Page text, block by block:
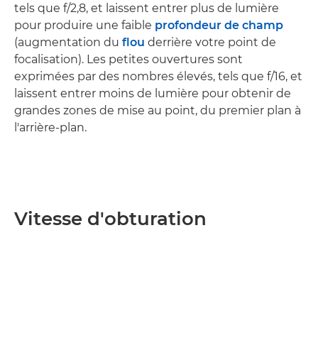
tels que f/2,8, et laissent entrer plus de lumière
pour produire une faible profondeur de champ
(augmentation du flou derrière votre point de
focalisation). Les petites ouvertures sont
exprimées par des nombres élevés, tels que f/16, et
laissent entrer moins de lumière pour obtenir de
grandes zones de mise au point, du premier plan à
l'arrière-plan.
Vitesse d'obturation